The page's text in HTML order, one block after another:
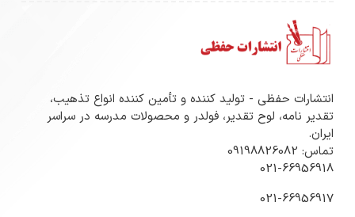
انتشارات حفظی - تولید کننده و تأمین کننده انواع تذهیب،
تقدیر نامه، لوح تقدیر، فولدر و محصولات مدرسه در سراسر
ایران.
تماس: 09198826082
021-66956918
021-66956917